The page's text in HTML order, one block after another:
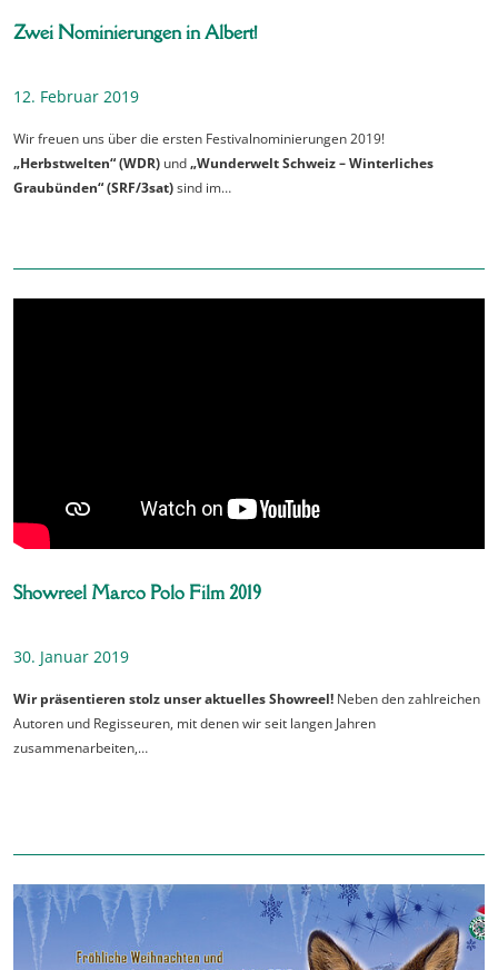
Zwei Nominierungen in Albert!
12. Februar 2019
Wir freuen uns über die ersten Festivalnominierungen 2019!
„Herbstwelten“ (WDR) und„Wunderwelt Schweiz – Winterliches
Graubünden“ (SRF/3sat)sind im…
Showreel Marco Polo Film 2019
30. Januar 2019
Wir präsentieren stolz unser aktuelles Showreel! Neben den zahlreichen
Autoren und Regisseuren, mit denen wir seit langen Jahren
zusammenarbeiten,…